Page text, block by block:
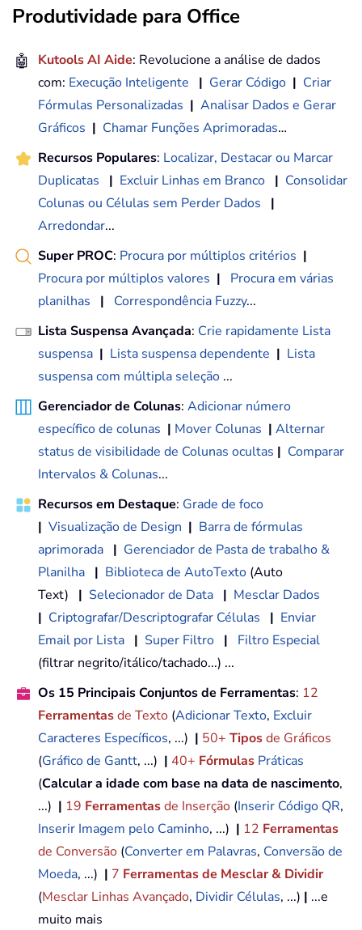
Produtividade para Office
🤖 Kutools AI Aide: Revolucione a análise de dados
com: Execução Inteligente | Gerar Código | Criar
Fórmulas Personalizadas | Analisar Dados e Gerar
Gráficos | Chamar Funções Aprimoradas…
Recursos Populares: Localizar, Destacar ou Marcar
Duplicatas
| Excluir Linhas em Branco | Consolidar
Colunas ou Células sem Perder Dados
|
Arredondar...
Super PROC: Procura por múltiplos critérios |
Procura por múltiplos valores |
Procura em várias
planilhas
| Correspondência Fuzzy...
Lista Suspensa Avançada: Crie rapidamente Lista
suspensa | Lista suspensa dependente | Lista
suspensa com múltipla seleção ...
Gerenciador de Colunas: Adicionar número
específico de colunas | Mover Colunas | Alternar
status de visibilidade de Colunas ocultas | Comparar
Intervalos & Colunas...
Recursos em Destaque: Grade de foco
| Visualização de Design | Barra de fórmulas
aprimorada | Gerenciador de Pasta de trabalho &
Planilha | Biblioteca de AutoTexto (Auto
Text) | Selecionador de Data | Mesclar Dados
| Criptografar/Descriptografar Células | Enviar
Email por Lista | Super Filtro |
Filtro Especial
(filtrar negrito/itálico/tachado...) ...
Os 15 Principais Conjuntos de Ferramentas: 12
Ferramentasde Texto (Adicionar Texto, Excluir
Caracteres Específicos, ...) | 50+ Tiposde Gráficos
(Gráfico de Gantt, ...) | 40+ Fórmulas Práticas
(Calcular a idade com base na data de nascimento,
...) | 19 Ferramentasde Inserção (Inserir Código QR,
Inserir Imagem pelo Caminho, ...) | 12 Ferramentas
de Conversão (Converter em Palavras, Conversão de
Moeda, ...) | 7 Ferramentas de Mesclar & Dividir
(Mesclar Linhas Avançado, Dividir Células, ...) | ...e
muito mais